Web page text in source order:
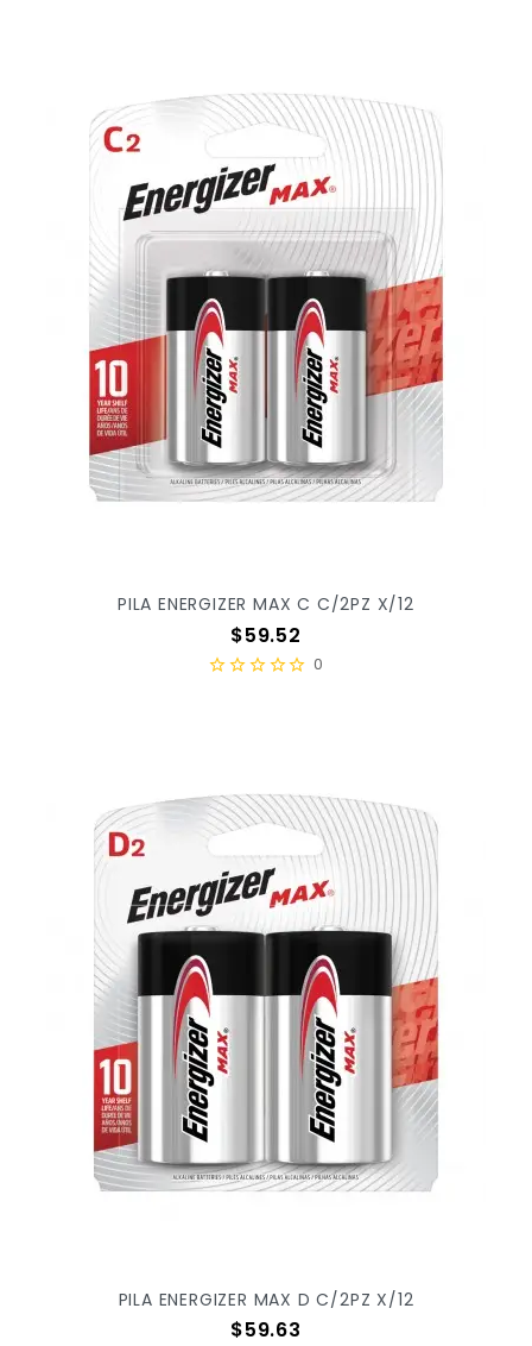
PILA ENERGIZER MAX C C/2PZ X/12
Precio
$59.52
0
PILA ENERGIZER MAX D C/2PZ X/12
Precio
$59.63